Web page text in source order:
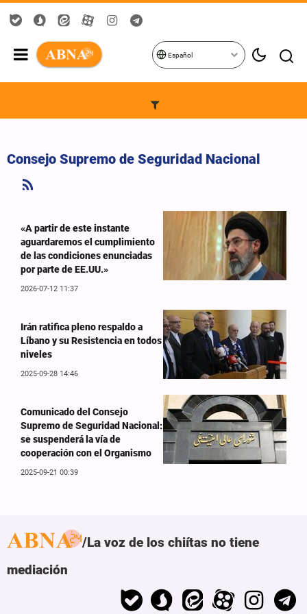
Español
Consejo Supremo de Seguridad Nacional
«A partir de este instante
aguardaremos el cumplimiento
de las condiciones enunciadas
por parte de EE.UU.»
2026-07-12 11:37
Irán ratifica pleno respaldo a
Líbano y su Resistencia en todos
niveles
2025-09-28 14:46
Comunicado del Consejo
Supremo de Seguridad Nacional:
se suspenderá la vía de
cooperación con el Organismo
2025-09-21 00:39
La voz de los chiítas no tiene
mediación